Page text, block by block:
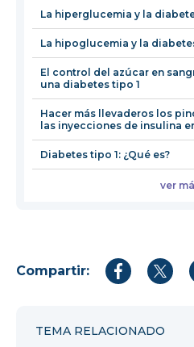
La hiperglucemia y la
La hipoglucemia y la
El control del azúcar en
una diabetes tipo 1
Hacer más llevaderos los
las inyecciones de insulina
Diabetes tipo 1: ¿Qué es?
ver
Compartir:
Compartir
TEMA RELACIONADO